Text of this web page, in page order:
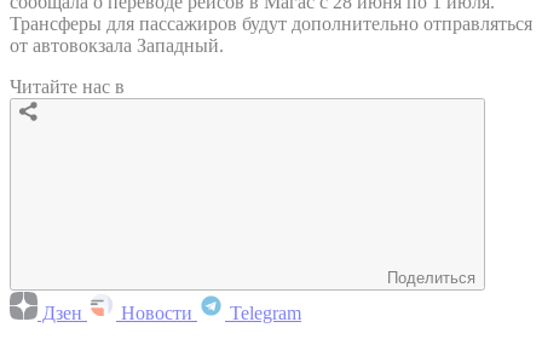
Трансферы для пассажиров будут дополнительно отправляться
от автовокзала Западный.
Читайте нас в
Поделиться
Дзен Новости Telegram